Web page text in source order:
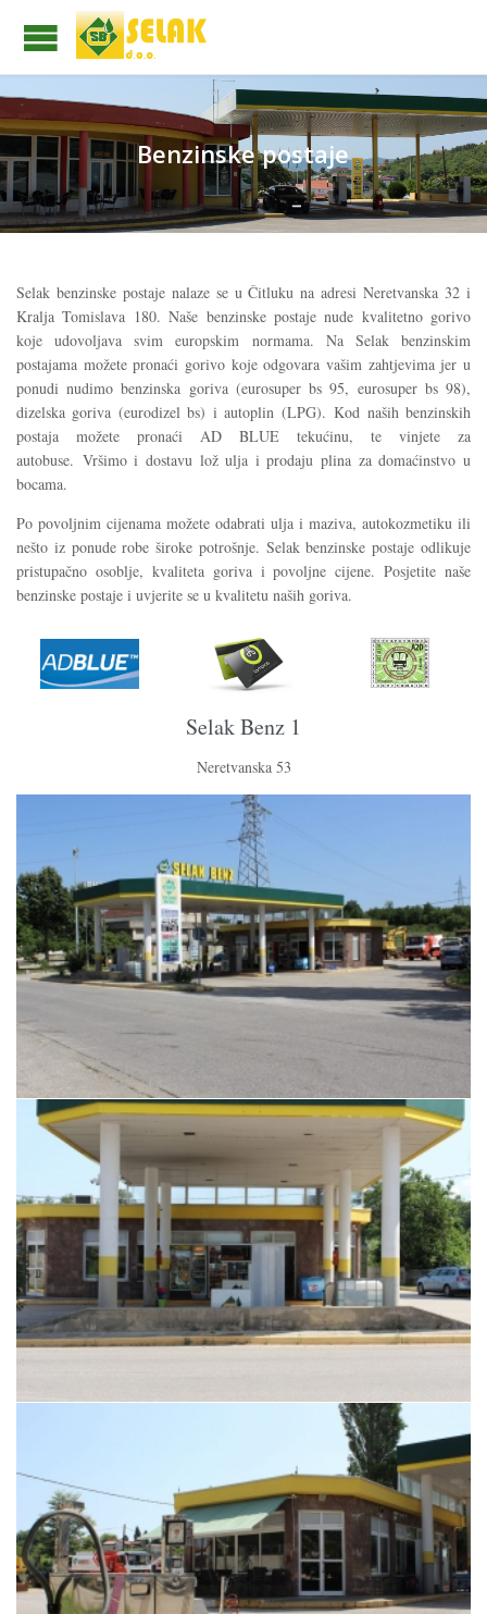
Benzinske postaje
Selak benzinske postaje nalaze se u Čitluku na adresi Neretvanska 32 i
Kralja Tomislava 180. Naše benzinske postaje nude kvalitetno gorivo
koje udovoljava svim europskim normama. Na Selak benzinskim
postajama možete pronaći gorivo koje odgovara vašim zahtjevima jer u
ponudi nudimo benzinska goriva (eurosuper bs 95, eurosuper bs 98),
dizelska goriva (eurodizel bs) i autoplin (LPG). Kod naših benzinskih
postaja možete pronaći AD BLUE tekućinu, te vinjete za
autobuse. Vršimo i dostavu lož ulja i prodaju plina za domaćinstvo u
bocama.
Po povoljnim cijenama možete odabrati ulja i maziva, autokozmetiku ili
nešto iz ponude robe široke potrošnje. Selak benzinske postaje odlikuje
pristupačno osoblje, kvaliteta goriva i povoljne cijene. Posjetite naše
benzinske postaje i uvjerite se u kvalitetu naših goriva.
Selak Benz 1
Neretvanska 53